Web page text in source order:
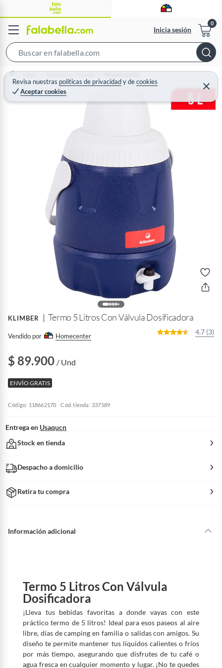
Inicia sesión
e
a
c
Revisa nuestras políticas de privacidadydecookies
Aceptar cookies
C
e
r
a
Home Decohogar - Menaje Menaje Cocina
KLIMBER Termo 5 Litros Con Válvula Dosificadora
Vendido por Homecenter
4.7 (3)
$ 89.900 / Und
ENVÍO GRATIS
Código: 118662170 Cód. tienda: 337589
Entrega en Usaqucn
Stock en tienda
Despacho a domicilio
Retira tu compra
Información adicional
Termo 5 Litros Con Válvula
Dosificadora
¡Lleva tus bebidas favoritas a donde vayas con este
práctico termo de 5 litros! Ideal para esos paseos al aire
libre, días de camping en familia o salidas con amigos. Su
diseño te permite mantener tus líquidos calientes o fríos
por más tiempo, asegurando que disfrutes de tu café o
agua fresca en cualquier momento y lugar. ¡No te quedes